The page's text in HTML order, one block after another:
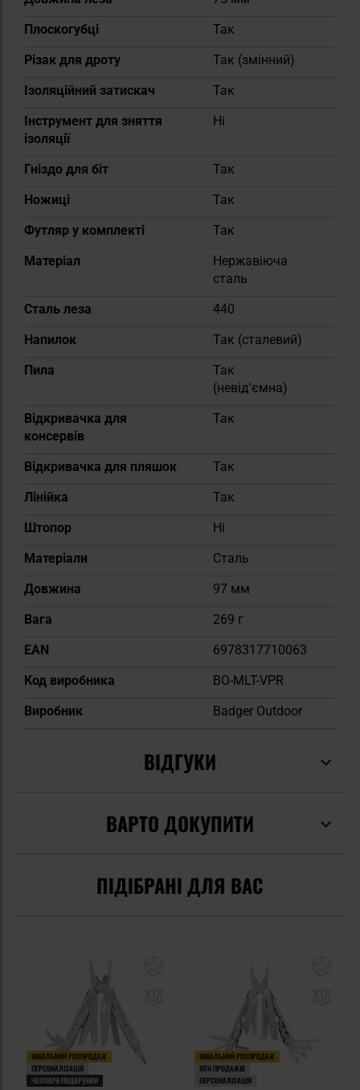
Плоскогубці
Так
Різак для дроту
Так (змінний)
Ізоляційний затискач
Так
Інструмент для зняття
ізоляції
Ні
Гніздо для біт
Так
Ножиці
Так
Футляр у комплекті
Так
Матеріал
Нержавіюча
сталь
Сталь леза
440
Напилок
Так (сталевий)
Пила
Так
(невід'ємна)
Відкривачка для
консервів
Так
Відкривачка для пляшок
Так
Лінійка
Так
Штопор
Ні
Матеріали
Сталь
Довжина
97 мм
Вага
269 г
EAN
6978317710063
Код виробника
BO-MLT-VPR
Виробник
Badger Outdoor
ВІДГУКИ
ВАРТО ДОКУПИТИ
ПІДІБРАНІ ДЛЯ ВАС
ФІНАЛЬНИЙ РОЗПРОДАЖ
ПЕРСОНАЛІЗАЦІЯ
ЧОЛОВІЧІ ПОДАРУНКИ
ФІНАЛЬНИЙ РОЗПРОДАЖ
ХІТИ ПРОДАЖІВ
ПЕРСОНАЛІЗАЦІЯ